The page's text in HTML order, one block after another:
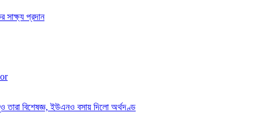
সাক্ষ্য প্রদান
তারা বিশেষজ্ঞ, ইউএনও বসায় দিলো অর্থদণ্ড